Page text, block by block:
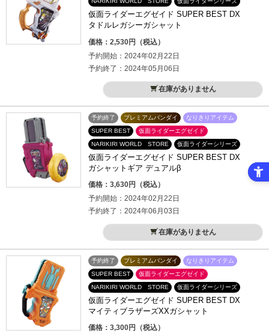
仮面ライダーエグゼイド SUPER BEST DX
タドルレガシーガシャット
価格：2,530円（税込）
予約開始：2024年02月22日
予約終了：2024年05月06日
在庫がありません
予約終了 プレミアムバンダイ
なりきりアイテム
SUPER BEST
仮面ライダーエグゼイド
NARIKIRI WORLD STORE
仮面ライダーシリーズ
仮面ライダーエグゼイド SUPER BEST DX
ガシャットギア デュアルβ
価格：3,630円（税込）
予約開始：2024年02月22日
予約終了：2024年06月03日
在庫がありません
予約終了 プレミアムバンダイ
なりきりアイテム
SUPER BEST
仮面ライダーエグゼイド
NARIKIRI WORLD STORE
仮面ライダーシリーズ
仮面ライダーエグゼイド SUPER BEST DX
マイティブラザーズXXガシャット
価格：3,300円（税込）